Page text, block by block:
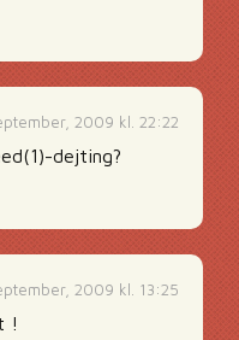
2009 kl. 22:22
dejting?
2009 kl. 13:25
!